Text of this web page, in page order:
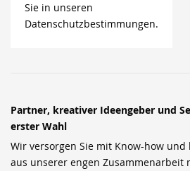
Sie in unseren
Datenschutzbestimmungen.
Partner, kreativer Ideengeber und
erster Wahl
Wir versorgen Sie mit Know-how und
aus unserer engen Zusammenarbeit